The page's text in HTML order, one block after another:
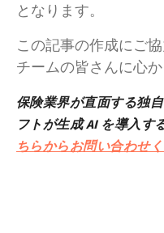
となります。
この記事の作成にご
チームの皆さんに心
保険業界が直面する独
フトが生成 AI を導入す
ちらからお問い合わせ